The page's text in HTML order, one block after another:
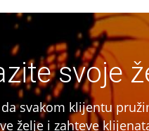
svoje
svakom klijentu
želje i zahteve